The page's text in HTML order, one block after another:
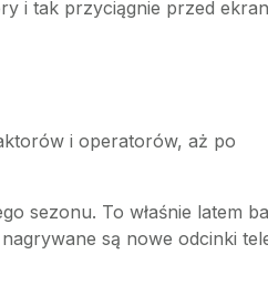
i tak przyciągnie przed
i operatorów, aż po
sezonu. To właśnie latem
są nowe odcinki